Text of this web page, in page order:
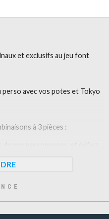
et exclusifs au jeu font
avec vos potes et Tokyo
à 3 pièces :